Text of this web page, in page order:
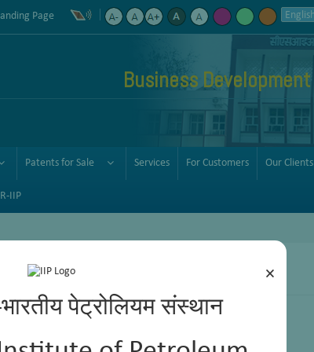
×
पेट्रोलियम संस्थान
Page
Business Development
Patents for Sale Services For Customers Our Clients
IIP